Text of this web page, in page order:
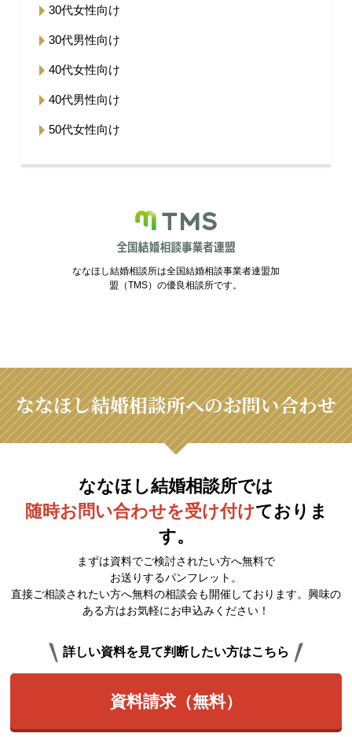
30代女性向け
30代男性向け
40代女性向け
40代男性向け
50代女性向け
ななほし結婚相談所は全国結婚相談事業者連盟加
盟（TMS）の優良相談所です。
ななほし結婚相談所へのお問い合わせ
ななほし結婚相談所では
随時お問い合わせを受け付けておりま
す。
まずは資料でご検討されたい方へ無料で
お送りするパンフレット。
直接ご相談されたい方へ無料の相談会も開催しております。興味の
ある方はお気軽にお申込みください！
詳しい資料を見て判断したい方はこちら
資料請求（無料）